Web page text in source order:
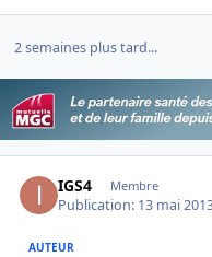
2 semaines plus tard...
IGS4 Membre
Publication: 13 mai
AUTEUR